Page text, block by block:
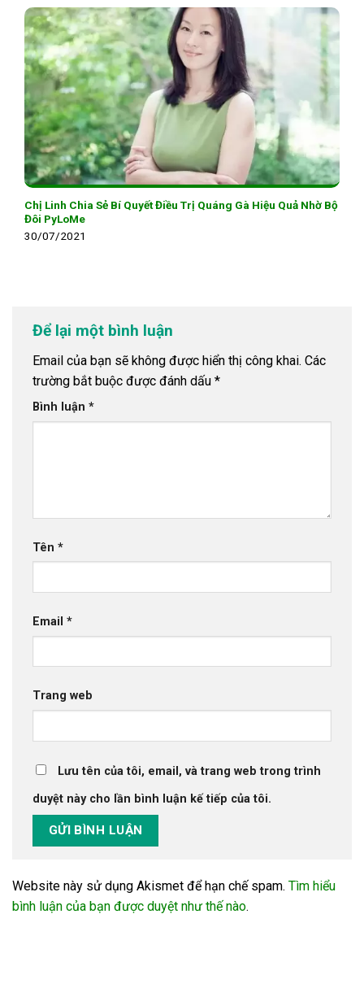
Chị Linh Chia Sẻ Bí Quyết Điều Trị Quáng Gà Hiệu Quả Nhờ Bộ
Đôi PyLoMe
30/07/2021
Để lại một bình luận
Email của bạn sẽ không được hiển thị công khai. Các
trường bắt buộc được đánh dấu *
Bình luận *
Tên *
Email *
Trang web
Lưu tên của tôi, email, và trang web trong trình
duyệt này cho lần bình luận kế tiếp của tôi.
Website này sử dụng Akismet để hạn chế spam. Tìm hiểu
bình luận của bạn được duyệt như thế nào.